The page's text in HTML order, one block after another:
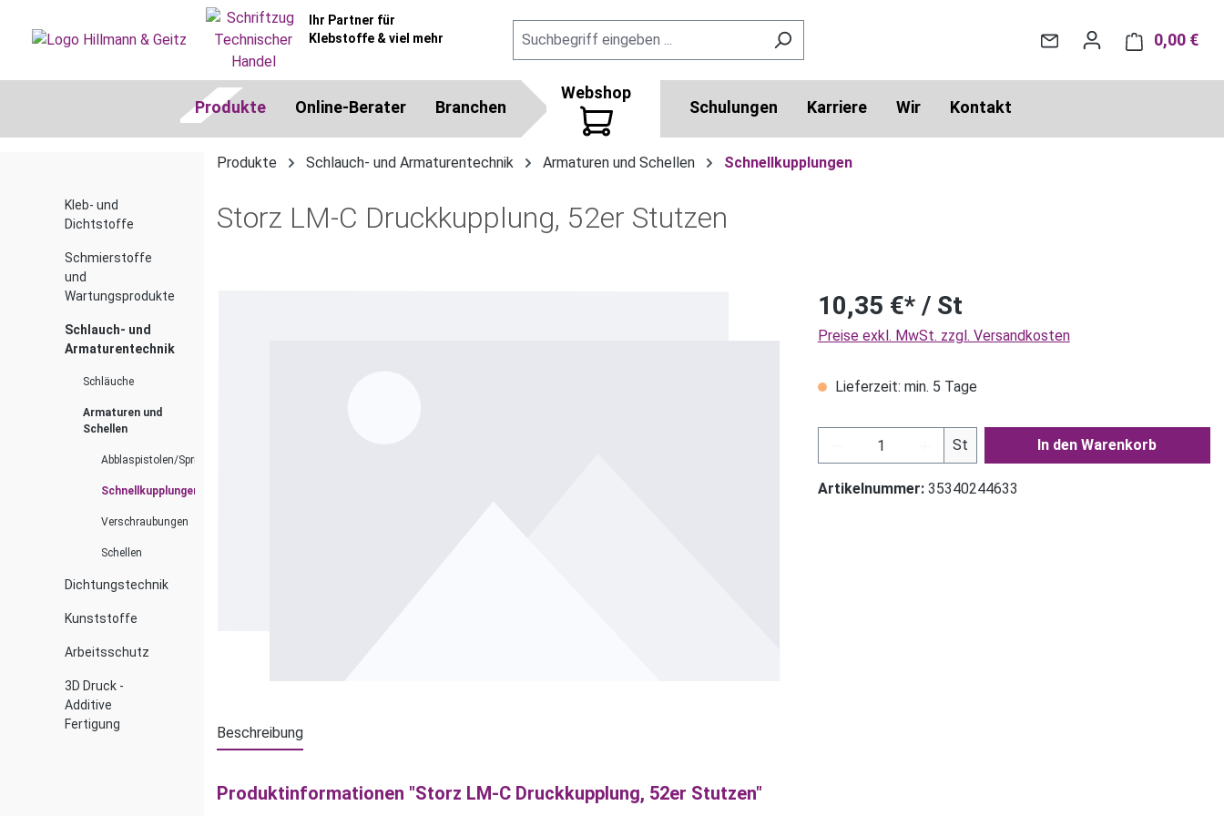
Zur Hauptnavigation springen
Ihr Partner für
Klebstoffe & viel mehr
0,00 €
Produkte Online-Berater Branchen
Webshop
Schulungen Karriere Wir Kontakt
Kleb- und
Dichtstoffe
Schmierstoffe
und
Wartungsprodukte
Schlauch- und
Armaturentechnik
Schläuche
Armaturen und
Schellen
Abblaspistolen/Spritzdüsen
Schnellkupplungen
Verschraubungen
Schellen
Dichtungstechnik
Kunststoffe
Arbeitsschutz
3D Druck -
Additive
Fertigung
Produkte Schlauch- und Armaturentechnik Armaturen und Schellen Schnellkupplungen
Storz LM-C Druckkupplung, 52er Stutzen
10,35 €* / St
Preise exkl. MwSt. zzgl. Versandkosten
Lieferzeit: min. 5 Tage
Produkt Anzahl: Gib den gewünschten
St In den Warenkorb
Artikelnummer: 35340244633
Beschreibung
Produktinformationen "Storz LM-C Druckkupplung, 52er Stutzen"